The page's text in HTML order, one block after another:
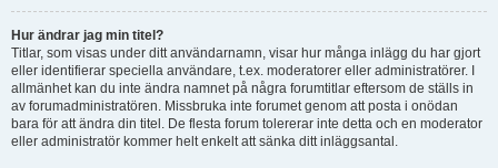
Hur ändrar jag min titel?
Titlar, som visas under ditt användarnamn, visar hur många inlägg du har gjort
eller identifierar speciella användare, t.ex. moderatorer eller administratörer. I
allmänhet kan du inte ändra namnet på några forumtitlar eftersom de ställs in
av forumadministratören. Missbruka inte forumet genom att posta i onödan
bara för att ändra din titel. De flesta forum tolererar inte detta och en moderator
eller administratör kommer helt enkelt att sänka ditt inläggsantal.